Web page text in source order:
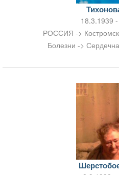
18.3.1939
РОССИЯ ->
Болезни ->